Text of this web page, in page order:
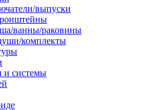
выпуски
ванны/раковины
комплекты
и системы